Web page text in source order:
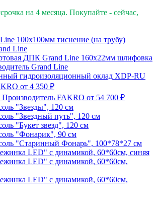
на 4 месяца. Покупайте - сейчас,
100х100мм тиснение (на трубу)
Line
ДПК Grand Line 160х22мм шлифовка
Grand Line
гидроизоляционный оклад XDP-RU
от 4 350 ₽
Производитель FAKRO от 54 700 ₽
"Звезды", 120 см
"Звездный путь", 120 см
"Букет звезд", 120 см
"Фонарик", 90 см
"Старинный Фонарь", 100*78*27 см
LED" с динамикой, 60*60см, синяя
LED" с динамикой, 60*60см,
LED" с динамикой, 60*60см,